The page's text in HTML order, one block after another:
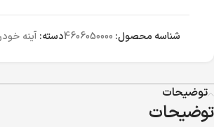
شناسه محصول: 4606050000دسته: آینه
توضیحات
توضیحات